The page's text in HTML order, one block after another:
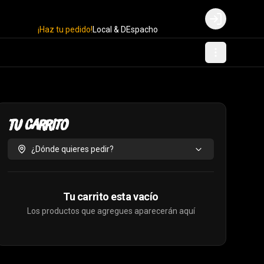
¡Haz tu pedido!Local & DEspacho
Login
Tu Carrito
¿Dónde quieres pedir?
Tu carrito esta vacío
Los productos que agregues aparecerán aquí